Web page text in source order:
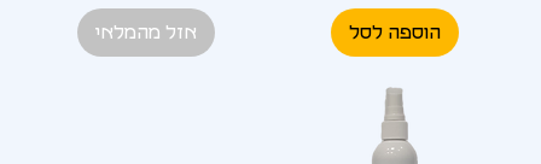
הוספה לסל אזל מהמלאי